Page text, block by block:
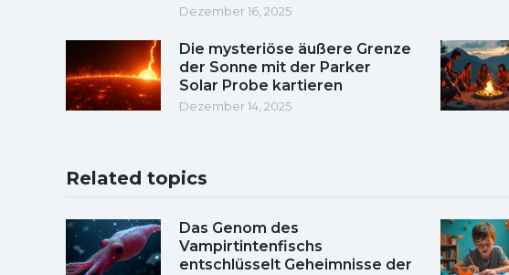
Dezember 16, 2025
Die mysteriöse äußere Grenze
der Sonne mit der Parker
Solar Probe kartieren
Dezember 14, 2025
Related topics
Das Genom des
Vampirtintenfischs
entschlüsselt Geheimnisse der